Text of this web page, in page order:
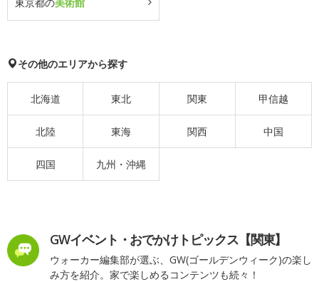
その他のエリアから探す
北海道 東北 関東 甲信越
北陸 東海 関西 中国
四国 九州・沖縄
GWイベント・おでかけトピックス【関東】
ウォーカー編集部が選ぶ、GW(ゴールデンウィーク)の楽し
み方を紹介。家で楽しめるコンテンツも続々！